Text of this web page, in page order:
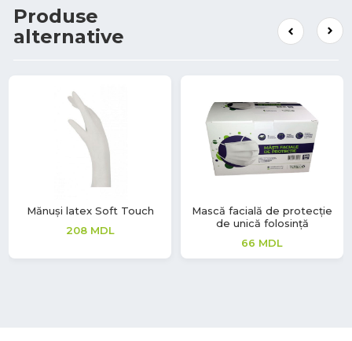
Produse
alternative
Mănuși latex Soft Touch
208 MDL
Mască facială de protecție
de unică folosință
66 MDL